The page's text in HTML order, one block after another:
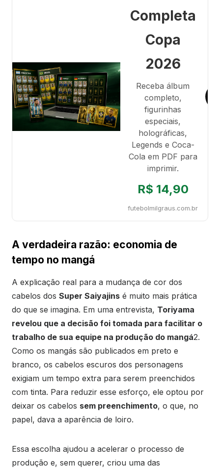
Completa
Copa
2026
Receba álbum
completo,
figurinhas
especiais,
holográficas,
Legends e Coca-
Cola em PDF para
imprimir.
R$ 14,90
futebolmilgraus.com.br
A verdadeira razão: economia de
tempo no mangá
A explicação real para a mudança de cor dos
cabelos dos Super Saiyajins é muito mais prática
do que se imagina. Em uma entrevista, Toriyama
revelou que a decisão foi tomada para facilitar o
trabalho de sua equipe na produção do mangá2.
Como os mangás são publicados em preto e
branco, os cabelos escuros dos personagens
exigiam um tempo extra para serem preenchidos
com tinta. Para reduzir esse esforço, ele optou por
deixar os cabelos sem preenchimento, o que, no
papel, dava a aparência de loiro.
Essa escolha ajudou a acelerar o processo de
produção e, sem querer, criou uma das